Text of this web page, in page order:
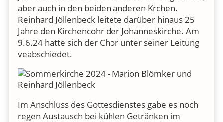
aber auch in den beiden anderen Krchen.
Reinhard Jöllenbeck leitete darüber hinaus 25
Jahre den Kirchencohr der Johanneskirche. Am
9.6.24 hatte sich der Chor unter seiner Leitung
veabschiedet.
Im Anschluss des Gottesdienstes gabe es noch
regen Austausch bei kühlen Getränken im